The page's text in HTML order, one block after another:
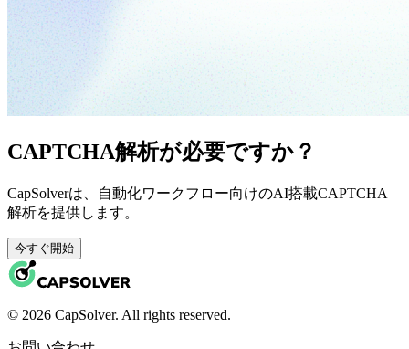
CAPTCHA解析が必要ですか？
CapSolverは、自動化ワークフロー向けのAI搭載CAPTCHA
解析を提供します。
今すぐ開始
© 2026 CapSolver. All rights reserved.